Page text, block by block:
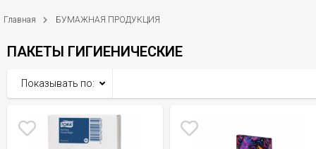
Главная БУМАЖНАЯ ПРОДУКЦИЯ
ПАКЕТЫ ГИГИЕНИЧЕСКИЕ
Показывать по: